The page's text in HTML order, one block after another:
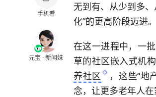
手机看
元宝 · 新闻妹
无到有、从少到多
化”的更高阶段迈进。
在这一进程中，一
草的社区嵌入式机
养社区
，这些“地
念，让更多老年人在